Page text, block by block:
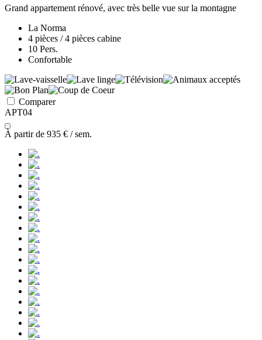
Grand appartement rénové, avec très belle vue sur la montagne
La Norma
4 pièces / 4 pièces cabine
10 Pers.
Confortable
Comparer
APT04
À partir de 935 € / sem.